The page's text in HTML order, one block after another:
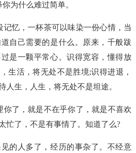
为什么难过简单。
记忆，一杯茶可以味染一份心情，当
自己需要的是什么。原来，千般跋
是一颗平常心。识得宽容，懂得放
生活，将无处不是胜境;识得进退，
人生，人生，将无处不是坦途。
你了，就是不在乎你了，就是不喜欢
忙了，不是有事情了。知道了么?
的人多了，经历的事杂了。不经意